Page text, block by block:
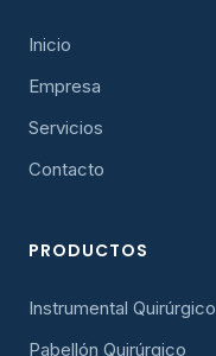
Inicio
Empresa
Servicios
Contacto
PRODUCTOS
Instrumental Quirúrgico
Pabellón Quirúrgico